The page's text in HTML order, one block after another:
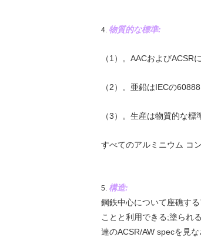
4. 物質的な標準:
（1）。AACおよび
（2）。亜鉛はIECの
（3）。生産は物質的な
すべてのアルミニウム コ
5. 構造:
鋼鉄中心について座礁す
ことと利用できる;塗られ
達のACSR/AW specを見